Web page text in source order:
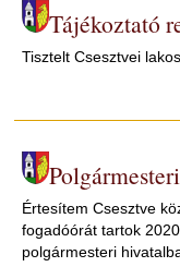
Tájékoztató
Tisztelt Csesztvei
Értesítem Csesztve
fogadóórát tartok
polgármesteri